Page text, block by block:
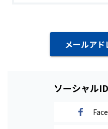
メールア
ソーシャル